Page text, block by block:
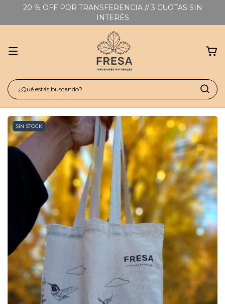
20 % OFF POR TRANSFERENCIA // 3 CUOTAS SIN
INTERÉS
SIN STOCK